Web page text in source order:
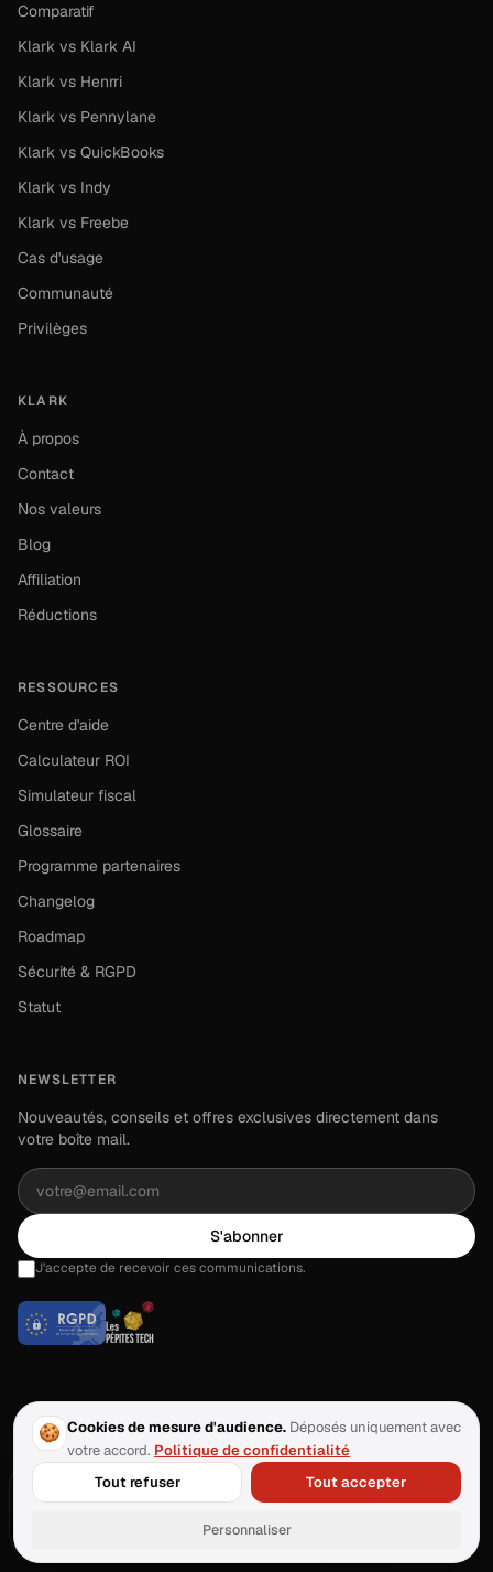
Comparatif
Klark vs Klark AI
Klark vs Henrri
Klark vs Pennylane
Klark vs QuickBooks
Klark vs Indy
Klark vs Freebe
Cas d'usage
Communauté
Privilèges
KLARK
À propos
Contact
Nos valeurs
Blog
Affiliation
Réductions
RESSOURCES
Centre d'aide
Calculateur ROI
Simulateur fiscal
Glossaire
Programme partenaires
Changelog
Roadmap
Sécurité & RGPD
Statut
NEWSLETTER
Nouveautés, conseils et offres exclusives directement dans
votre boîte mail.
S'abonner
J'accepte de recevoir ces communications.
©2026Klark.Tous droits réservés.·Dernière mise à jour :juin 2026
ContactConfidentialité Mentions légalesCGU / CGV
Gérer les cookies
Voir Klark en action
Testez Klark gratuitement, sans engagement.
Essayer gratuitement
🍪 Cookies de mesure d'audience. Déposés uniquement avec
votre accord. Politique de confidentialité
Personnaliser
Tout refuser Tout accepter